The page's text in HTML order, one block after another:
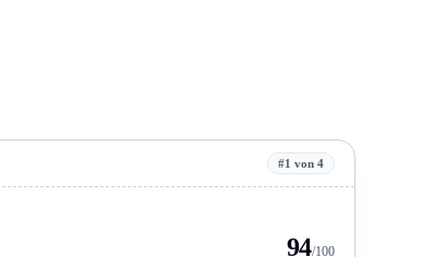
#1 von 4
94/100